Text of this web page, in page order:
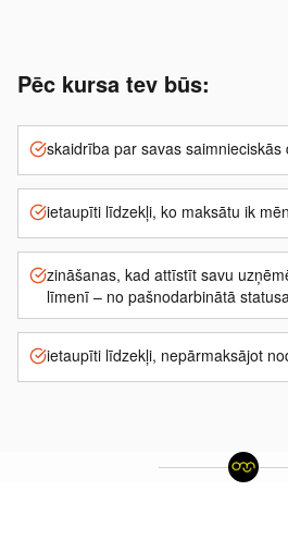
Pēc kursa tev būs:
skaidrība par savas
ietaupīti līdzekļi, ko maksātu ik
zināšanas, kad attīstīt savu
līmenī – no pašnodarbinātā
ietaupīti līdzekļi, nepārmaksājot